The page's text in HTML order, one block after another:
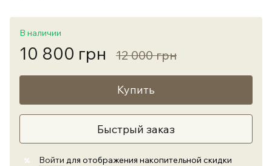
В наличии
10 800 грн 12 000 грн
Купить
Быстрый заказ
% Войти для отображения накопительной скидки